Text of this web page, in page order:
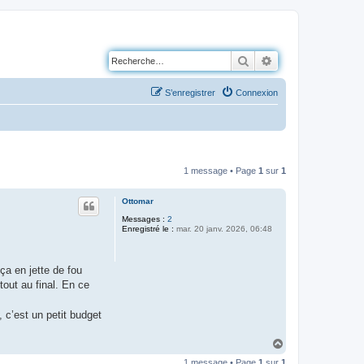
Rechercher
Connexion
S’enregistrer
1 message • Page 1 sur 1
Ottomar
Messages : 2
Enregistré le : mar. 20 janv. 2026, 06:48
en jette de fou
au final. En ce
un petit budget